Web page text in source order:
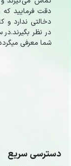
دقت فرمایید
دخالتی ندارد و
در نظر
شما معرفی
دسترسی سریع